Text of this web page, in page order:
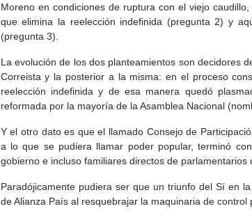
Moreno en condiciones de ruptura con el viejo
que elimina la reelección indefinida (pregunta 2) y
(pregunta 3).
La evolución de los dos planteamientos son decidores
Correista y la posterior a la misma: en el proceso
reelección indefinida y de esa manera quedó
reformada por la mayoría de la Asamblea Nacional
Y el otro dato es que el llamado Consejo de
a lo que se pudiera llamar poder popular, terminó
gobierno e incluso familiares directos de parlamentarios
Paradójicamente pudiera ser que un triunfo del Sí en
de Alianza País al resquebrajar la maquinaria de